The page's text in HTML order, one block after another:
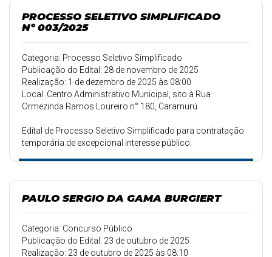
PROCESSO SELETIVO SIMPLIFICADO
Nº 003/2025
Categoria: Processo Seletivo Simplificado
Publicação do Edital: 28 de novembro de 2025
Realização: 1 de dezembro de 2025 às 08:00
Local: Centro Administrativo Municipal, sito à Rua
Ormezinda Ramos Loureiro n° 180, Caramurú
Edital de Processo Seletivo Simplificado para contratação
temporária de excepcional interesse público.
PAULO SERGIO DA GAMA BURGIERT
Categoria: Concurso Público
Publicação do Edital: 23 de outubro de 2025
Realização: 23 de outubro de 2025 às 08:10